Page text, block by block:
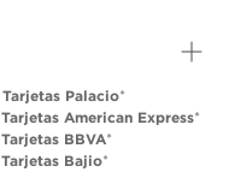
Tarjetas Palacio*
Tarjetas American Express*
Tarjetas BBVA*
Tarjetas Bajio*